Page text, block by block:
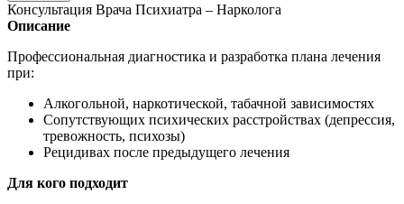
Консультация Врача Психиатра – Нарколога
Описание
Профессиональная диагностика и разработка плана лечения
при:
Алкогольной, наркотической, табачной зависимостях
Сопутствующих психических расстройствах (депрессия,
тревожность, психозы)
Рецидивах после предыдущего лечения
Для кого подходит